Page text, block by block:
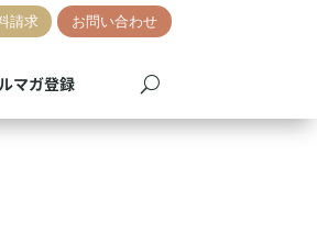
請求 お問い合わせ
マガ登録